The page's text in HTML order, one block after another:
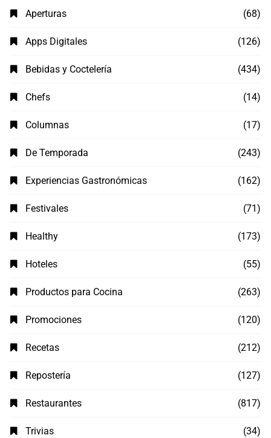
Aperturas (68)
Apps Digitales (126)
Bebidas y Coctelería (434)
Chefs (14)
Columnas (17)
De Temporada (243)
Experiencias Gastronómicas (162)
Festivales (71)
Healthy (173)
Hoteles (55)
Productos para Cocina (263)
Promociones (120)
Recetas (212)
Repostería (127)
Restaurantes (817)
Trivias (34)